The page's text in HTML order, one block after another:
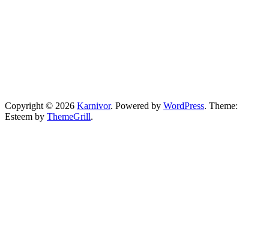
Copyright © 2026 Karnivor. Powered by WordPress. Theme:
Esteem by ThemeGrill.